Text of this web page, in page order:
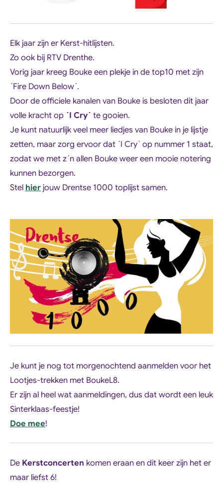
Elk jaar zijn er Kerst-hitlijsten.
Zo ook bij RTV Drenthe.
Vorig jaar kreeg Bouke een plekje in de top10 met zijn
´Fire Down Below´.
Door de officiele kanalen van Bouke is besloten dit jaar
volle kracht op ´I Cry´ te gooien.
Je kunt natuurlijk veel meer liedjes van Bouke in je lijstje
zetten, maar zorg ervoor dat ´I Cry´ op nummer 1 staat,
zodat we met z´n allen Bouke weer een mooie notering
kunnen bezorgen.
Stel hierjouw Drentse 1000 toplijst samen.
Je kunt je nog tot morgenochtend aanmelden voor het
Lootjes-trekken met BoukeL8.
Er zijn al heel wat aanmeldingen, dus dat wordt een leuk
Sinterklaas-feestje!
Doe mee!
De Kerstconcerten komen eraan en dit keer zijn het er
maar liefst 6!